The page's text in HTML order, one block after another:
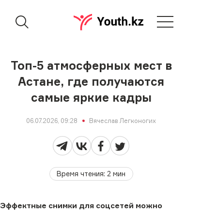
Топ-5 атмосферных мест в
Астане, где получаются
самые яркие кадры
06.07.2026, 09:28 Вячеслав Легконогих
Время чтения:2 мин
Эффектные снимки для соцсетей можно